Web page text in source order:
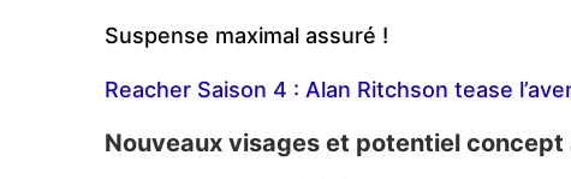
Suspense maximal assuré !
Reacher Saison 4 : Alan Ritchson tease
Nouveaux visages et potentiel